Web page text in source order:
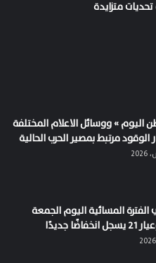
تحديات متزايدة
اليوم » ووسائل الاعلام المختلفة
مرتبط بمصير الحرب الحالية
المسائية اليوم الجمعة
جديدًا